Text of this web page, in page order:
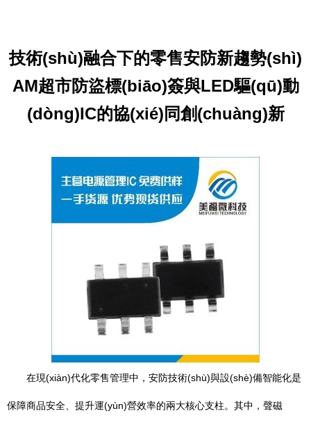
技術(shù)融合下的零售安防新趨勢(shì)
AM超市防盜標(biāo)簽與LED驅(qū)動
(dòng)IC的協(xié)同創(chuàng)新
在現(xiàn)代化零售管理中，安防技術(shù)與設(shè)備智能化是
保障商品安全、提升運(yùn)營效率的兩大核心支柱。其中，聲磁